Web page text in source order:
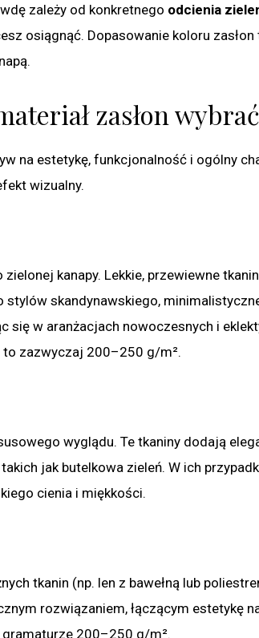
zależy od konkretnego odcienia
osiągnąć. Dopasowanie koloru
zasłon
na estetykę, funkcjonalność i ogólny
wizualny.
kanapy. Lekkie, przewiewne
skandynawskiego,
się w aranżacjach nowoczesnych i
to zazwyczaj 200–250 g/m².
wyglądu. Te tkaniny dodają
jak butelkowa zieleń. W ich
cienia i miękkości.
tkanin (np. len z bawełną lub
rozwiązaniem, łączącym estetykę
200–250 g/m².